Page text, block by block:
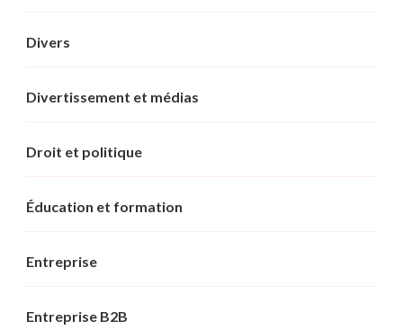
Divers
Divertissement et médias
Droit et politique
Éducation et formation
Entreprise
Entreprise B2B